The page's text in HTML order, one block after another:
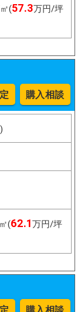
(57.3万円/坪
購入相談
(62.1万円/坪
購入相談